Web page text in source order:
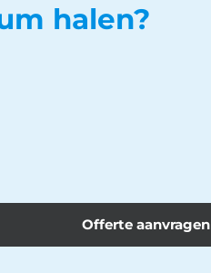
halen?
Offerte aanvragen